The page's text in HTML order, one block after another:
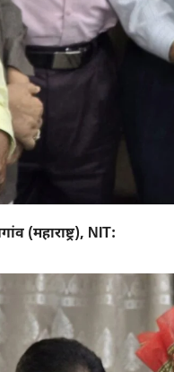
(महाराष्ट्र), NIT: